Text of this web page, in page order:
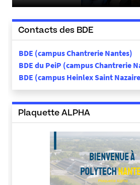
Contacts des BDE
BDE (campus Chantrerie Nantes)
BDE du PeiP (campus Chantrerie
BDE (campus Heinlex Saint
Plaquette ALPHA